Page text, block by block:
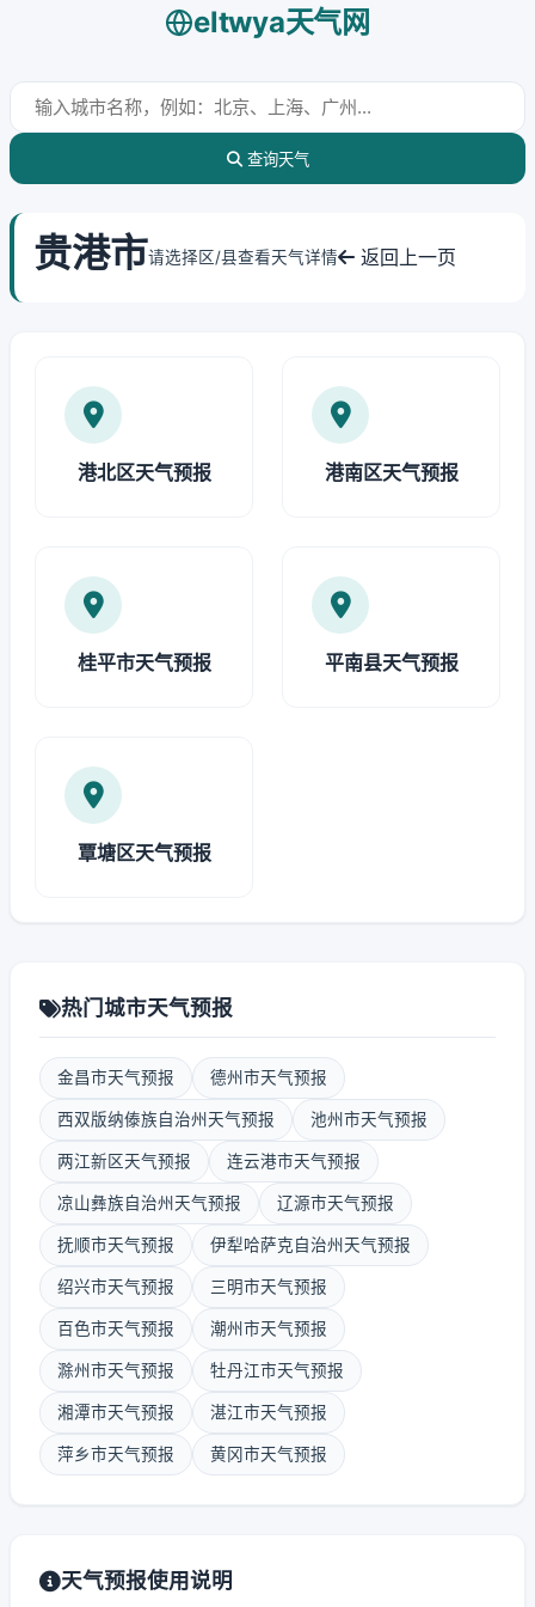
eltwya天气网
查询天气
贵港市请选择区/县查看天气详情 返回上一页
港北区天气预报 港南区天气预报
桂平市天气预报 平南县天气预报
覃塘区天气预报
热门城市天气预报
金昌市天气预报 德州市天气预报
西双版纳傣族自治州天气预报 池州市天气预报
两江新区天气预报 连云港市天气预报
凉山彝族自治州天气预报 辽源市天气预报
抚顺市天气预报 伊犁哈萨克自治州天气预报
绍兴市天气预报 三明市天气预报
百色市天气预报 潮州市天气预报
滁州市天气预报 牡丹江市天气预报
湘潭市天气预报 湛江市天气预报
萍乡市天气预报 黄冈市天气预报
天气预报使用说明